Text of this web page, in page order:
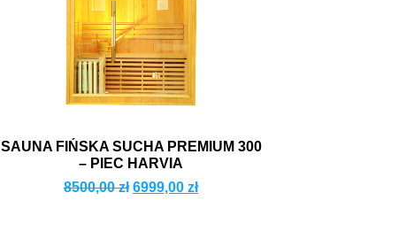
SAUNA FIŃSKA SUCHA PREMIUM 300
– PIEC HARVIA
8500,00zł 6999,00 zł